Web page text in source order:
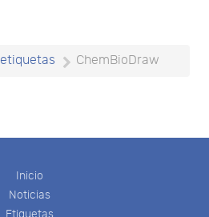
etiquetas ChemBioDraw
Inicio
Noticias